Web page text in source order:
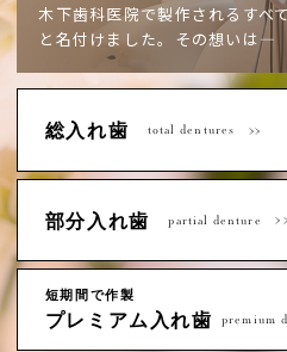
木下歯科医院で製作されるすべ
と名付けました。 その想いは―
総入れ歯 total dentures
部分入れ歯 partial denture
短期間で作製
プレミアム入れ歯 premium